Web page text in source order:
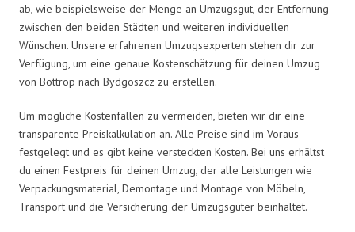
ab, wie beispielsweise der Menge an Umzugsgut, der Entfernung
zwischen den beiden Städten und weiteren individuellen
Wünschen. Unsere erfahrenen Umzugsexperten stehen dir zur
Verfügung, um eine genaue Kostenschätzung für deinen Umzug
von Bottrop nach Bydgoszcz zu erstellen.
Um mögliche Kostenfallen zu vermeiden, bieten wir dir eine
transparente Preiskalkulation an. Alle Preise sind im Voraus
festgelegt und es gibt keine versteckten Kosten. Bei uns erhältst
du einen Festpreis für deinen Umzug, der alle Leistungen wie
Verpackungsmaterial, Demontage und Montage von Möbeln,
Transport und die Versicherung der Umzugsgüter beinhaltet.